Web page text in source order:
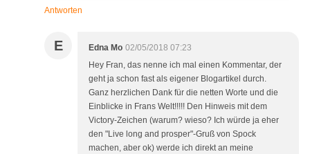
Antworten
E Edna Mo 02/05/2018 07:23
Hey Fran, das nenne ich mal einen Kommentar, der
geht ja schon fast als eigener Blogartikel durch.
Ganz herzlichen Dank für die netten Worte und die
Einblicke in Frans Welt!!!!! Den Hinweis mit dem
Victory-Zeichen (warum? wieso? Ich würde ja eher
den "Live long and prosper"-Gruß von Spock
machen, aber ok) werde ich direkt an meine